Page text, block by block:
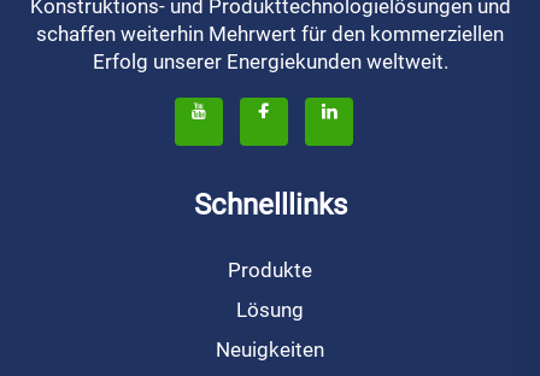
Konstruktions- und Produkttechnologielösungen und
schaffen weiterhin Mehrwert für den kommerziellen
Erfolg unserer Energiekunden weltweit.
Schnelllinks
Produkte
Lösung
Neuigkeiten